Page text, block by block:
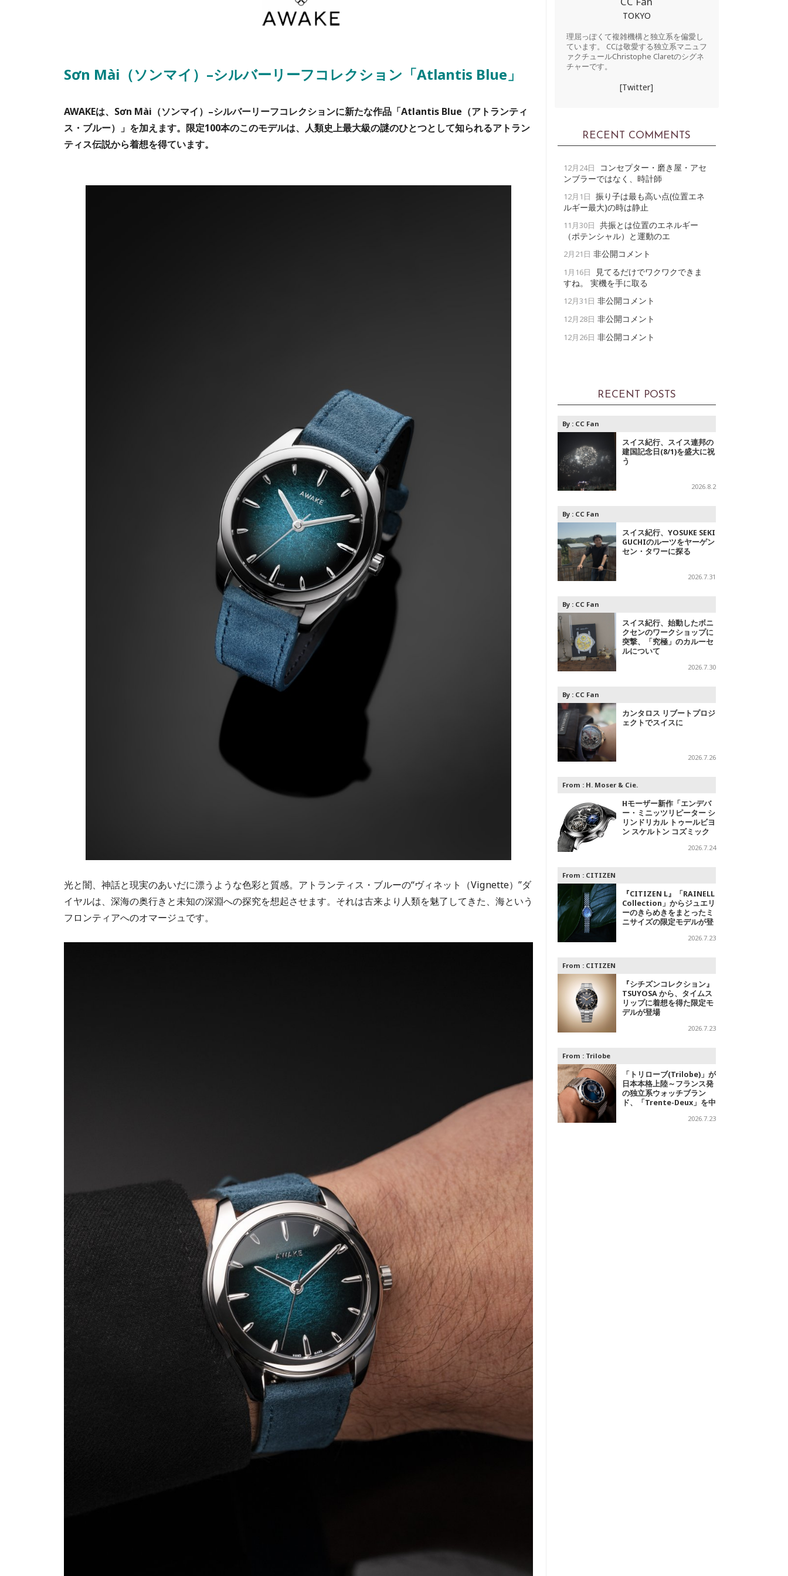
Sơn Mài（ソンマイ）–シルバーリーフコレクション「Atlantis Blue」
AWAKEは、Sơn Mài（ソンマイ）–シルバーリーフコレクションに新たな作品「Atlantis Blue（アトランティ
ス・ブルー）」を加えます。限定100本のこのモデルは、人類史上最大級の謎のひとつとして知られるアトラン
ティス伝説から着想を得ています。
光と闇、神話と現実のあいだに漂うような色彩と質感。アトランティス・ブルーの“ヴィネット（Vignette）”ダ
イヤルは、深海の奥行きと未知の深淵への探究を想起させます。それは古来より人類を魅了してきた、海という
フロンティアへのオマージュです。
TOKYO
理屈っぽくて複雑機構と独立系を偏愛し
ています。 CCは敬愛する独立系マニュフ
ァクチュールChristophe Claretのシグネ
チャーです。
[Twitter]
RECENT COMMENTS
12月24日
コンセプター・磨き屋・アセ
ンブラーではなく、時計師
12月1日 振り子は最も高い点(位置エネ
ルギー最大)の時は静止
11月30日 共振とは位置のエネルギー
（ポテンシャル）と運動のエ
2月21日 非公開コメント
1月16日
見てるだけでワクワクできま
すね。 実機を手に取る
12月31日 非公開コメント
12月28日 非公開コメント
12月26日 非公開コメント
RECENT POSTS
By : CC Fan
スイス紀行、スイス連邦の
建国記念日(8/1)を盛大に祝
う
2026.8.2
By : CC Fan
スイス紀行、YOSUKE SEKI
GUCHIのルーツをヤーゲン
セン・タワーに探る
2026.7.31
By : CC Fan
スイス紀行、始動したボニ
クセンのワークショップに
突撃、「究極」のカルーセ
ルについて
2026.7.30
By : CC Fan
カンタロス リブートプロジ
ェクトでスイスに
2026.7.26
From : H. Moser & Cie.
Hモーザー新作「エンデバ
ー・ミニッツリピーター シ
リンドリカル トゥールビヨ
ン スケルトン コズミック
2026.7.24
From : CITIZEN
『CITIZEN L』「RAINELL
Collection」からジュエリ
ーのきらめきをまとったミ
ニサイズの限定モデルが登
2026.7.23
From : CITIZEN
『シチズンコレクション』
TSUYOSA から、タイムス
リップに着想を得た限定モ
デルが登場
2026.7.23
From : Trilobe
「トリローブ(Trilobe)」が
日本本格上陸～フランス発
の独立系ウォッチブラン
ド、「Trente-Deux」を中
2026.7.23